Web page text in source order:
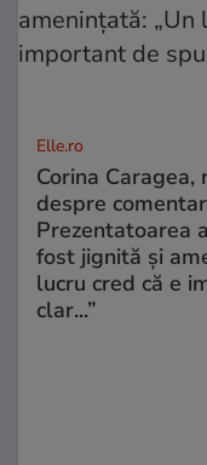
Elle.ro
Corina
despre
Prezentatoarea
fost jignită și
lucru cred că e
clar...”